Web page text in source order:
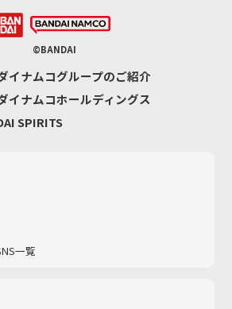
©BANDAI
イナムコグループのご紹介
イナムコホールディングス
SPIRITS
一覧